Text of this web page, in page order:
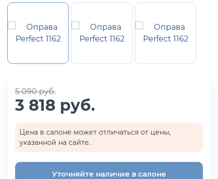
5 090 руб.
3 818 руб.
Цена в салоне может отличаться от цены,
указанной на сайте.
Уточняйте наличие в салоне